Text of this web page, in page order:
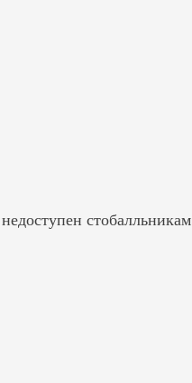
стобалльникам